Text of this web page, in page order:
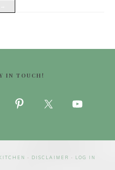
IN TOUCH!
· DISCLAIMER · LOG IN